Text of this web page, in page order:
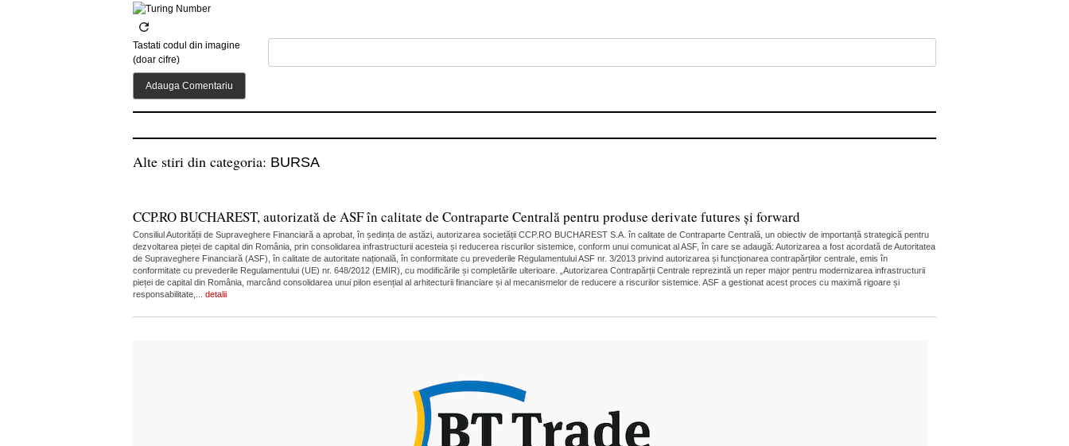
Tastati codul din imagine
(doar cifre)
Alte stiri din categoria: BURSA
CCP.RO BUCHAREST, autorizată de ASF în calitate de Contraparte Centrală pentru produse derivate futures și forward
Consiliul Autorității de Supraveghere Financiară a aprobat, în ședința de astăzi, autorizarea societății CCP.RO BUCHAREST S.A. în calitate de Contraparte Centrală, un obiectiv de importanță strategică pentru
dezvoltarea pieței de capital din România, prin consolidarea infrastructurii acesteia și reducerea riscurilor sistemice, conform unui comunicat al ASF, în care se adaugă: Autorizarea a fost acordată de Autoritatea
de Supraveghere Financiară (ASF), în calitate de autoritate națională, în conformitate cu prevederile Regulamentului ASF nr. 3/2013 privind autorizarea și funcționarea contrapărților centrale, emis în
conformitate cu prevederile Regulamentului (UE) nr. 648/2012 (EMIR), cu modificările și completările ulterioare. „Autorizarea Contrapărții Centrale reprezintă un reper major pentru modernizarea infrastructurii
pieței de capital din România, marcând consolidarea unui pilon esențial al arhitecturii financiare și al mecanismelor de reducere a riscurilor sistemice. ASF a gestionat acest proces cu maximă rigoare și
responsabilitate,... detalii